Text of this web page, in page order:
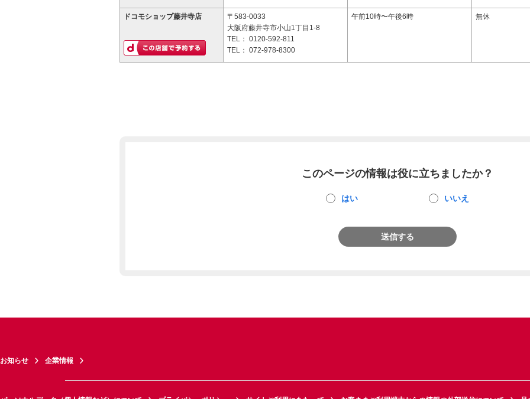
ドコモショップ藤井寺店
〒583-0033
大阪府藤井寺市小山1丁目1-8
TEL： 0120-592-811
TEL： 072-978-8300
午前10時〜午後6時 無休
このページの情報は役に立ちましたか？
はい いいえ
送信する
お知らせ 企業情報